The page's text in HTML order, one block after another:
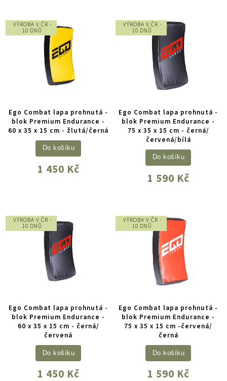
VÝROBA V ČR -
10 DNŮ
Ego Combat lapa prohnutá -
blok Premium Endurance -
60 x 35 x 15 cm - žlutá/černá
1 450 Kč
Do košíku
VÝROBA V ČR -
10 DNŮ
Ego Combat lapa prohnutá -
blok Premium Endurance -
75 x 35 x 15 cm - černá/
červená/bílá
1 590 Kč
Do košíku
VÝROBA V ČR -
10 DNŮ
Ego Combat lapa prohnutá -
blok Premium Endurance -
60 x 35 x 15 cm - černá/
červená
1 450 Kč
Do košíku
VÝROBA V ČR -
10 DNŮ
Ego Combat lapa prohnutá -
blok Premium Endurance -
75 x 35 x 15 cm -červená/
černá
1 590 Kč
Do košíku